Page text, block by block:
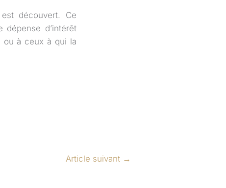
découvert. Ce
d’intérêt
ou à ceux à qui la
Article suivant →